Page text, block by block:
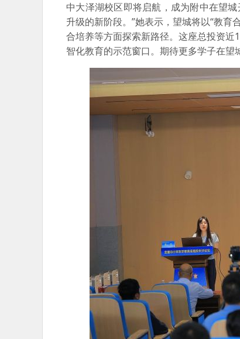
中大泽湖校区即将启航，成为附中在望
升级的新阶段。”她表示，望城将以“教育
合培养等方面探索新路径。这座总投资
智化教育的示范窗口。期待更多学子在望